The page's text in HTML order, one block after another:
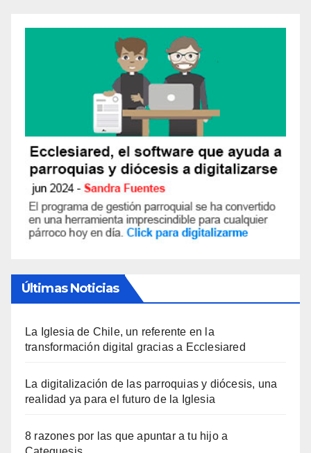
Últimas Noticias
La Iglesia de Chile, un referente en la
transformación digital gracias a Ecclesiared
La digitalización de las parroquias y diócesis, una
realidad ya para el futuro de la Iglesia
8 razones por las que apuntar a tu hijo a